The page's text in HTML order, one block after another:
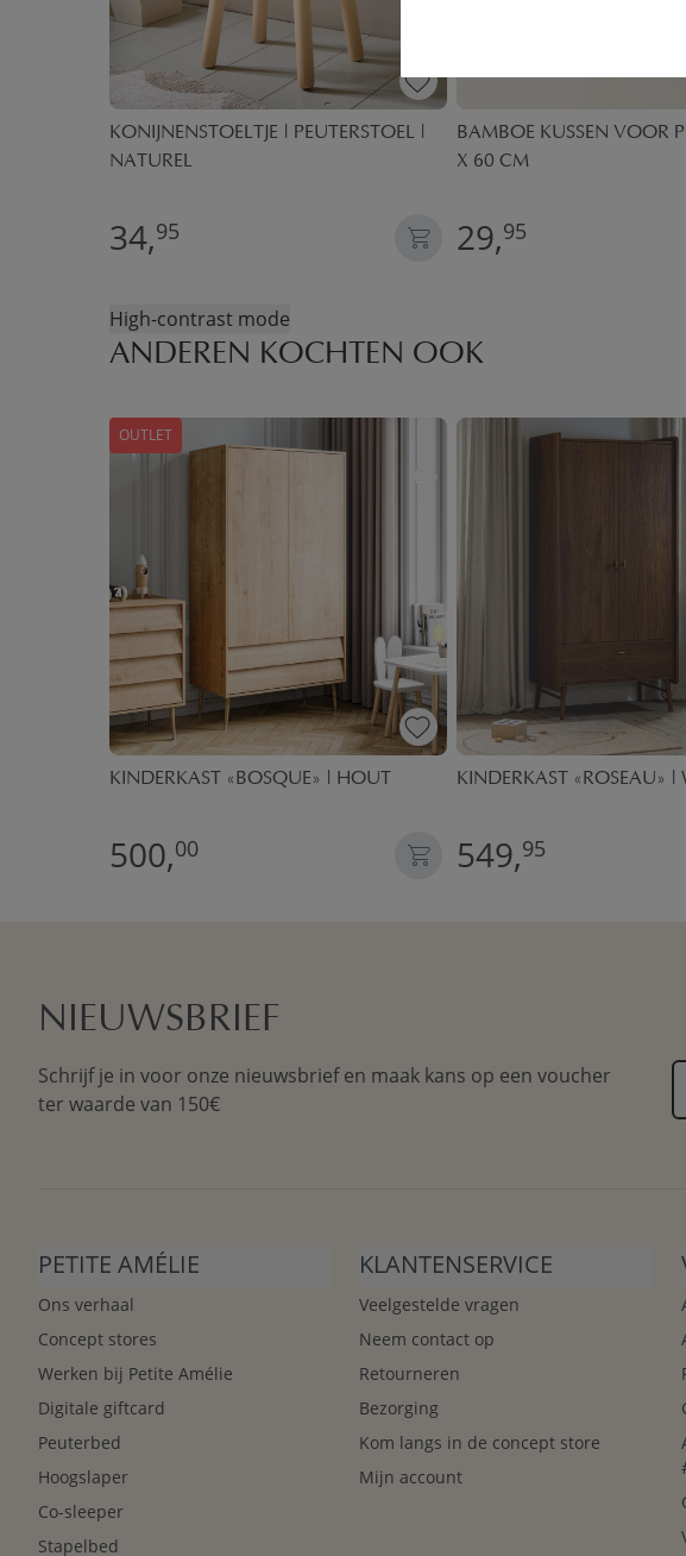
KONIJNENSTOELTJE | PEUTERSTOEL |
NATUREL
34,95
BAMBOE KUSSEN VOOR
X 60 CM
29,95
High-contrast mode
ANDEREN KOCHTEN OOK
OUTLET
KINDERKAST «BOSQUE» | HOUT
500,00
KINDERKAST «ROSEAU» |
549,95
NIEUWSBRIEF
Schrijf je in voor onze nieuwsbrief en maak kans op een voucher
ter waarde van 150€
PETITE AMÉLIE
Ons verhaal
Concept stores
Werken bij Petite Amélie
Digitale giftcard
Peuterbed
Hoogslaper
Co-sleeper
Stapelbed
KLANTENSERVICE
Veelgestelde vragen
Neem contact op
Retourneren
Bezorging
Kom langs in de concept store
Mijn account